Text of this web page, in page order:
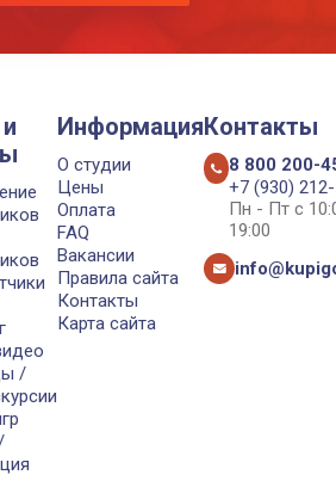
/
Информация
О студии
Цены
Оплата
FAQ
Вакансии
Правила сайта
Контакты
Карта сайта
Контакты
8 800 200-
+7 (930)
Пн - Пт с
19:00